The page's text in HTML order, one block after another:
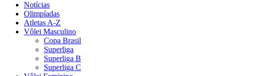
Notícias
Olimpíadas
Atletas A-Z
Vôlei Masculino
Copa Brasil
Superliga
Superliga B
Superliga C